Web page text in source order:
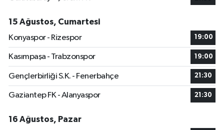
15 Ağustos, Cumartesi
Konyaspor - Rizespor
19:00
Kasımpaşa - Trabzonspor 19:00
Gençlerbirliği S.K. - Fenerbahçe 21:30
Gaziantep FK - Alanyaspor 21:30
16 Ağustos, Pazar